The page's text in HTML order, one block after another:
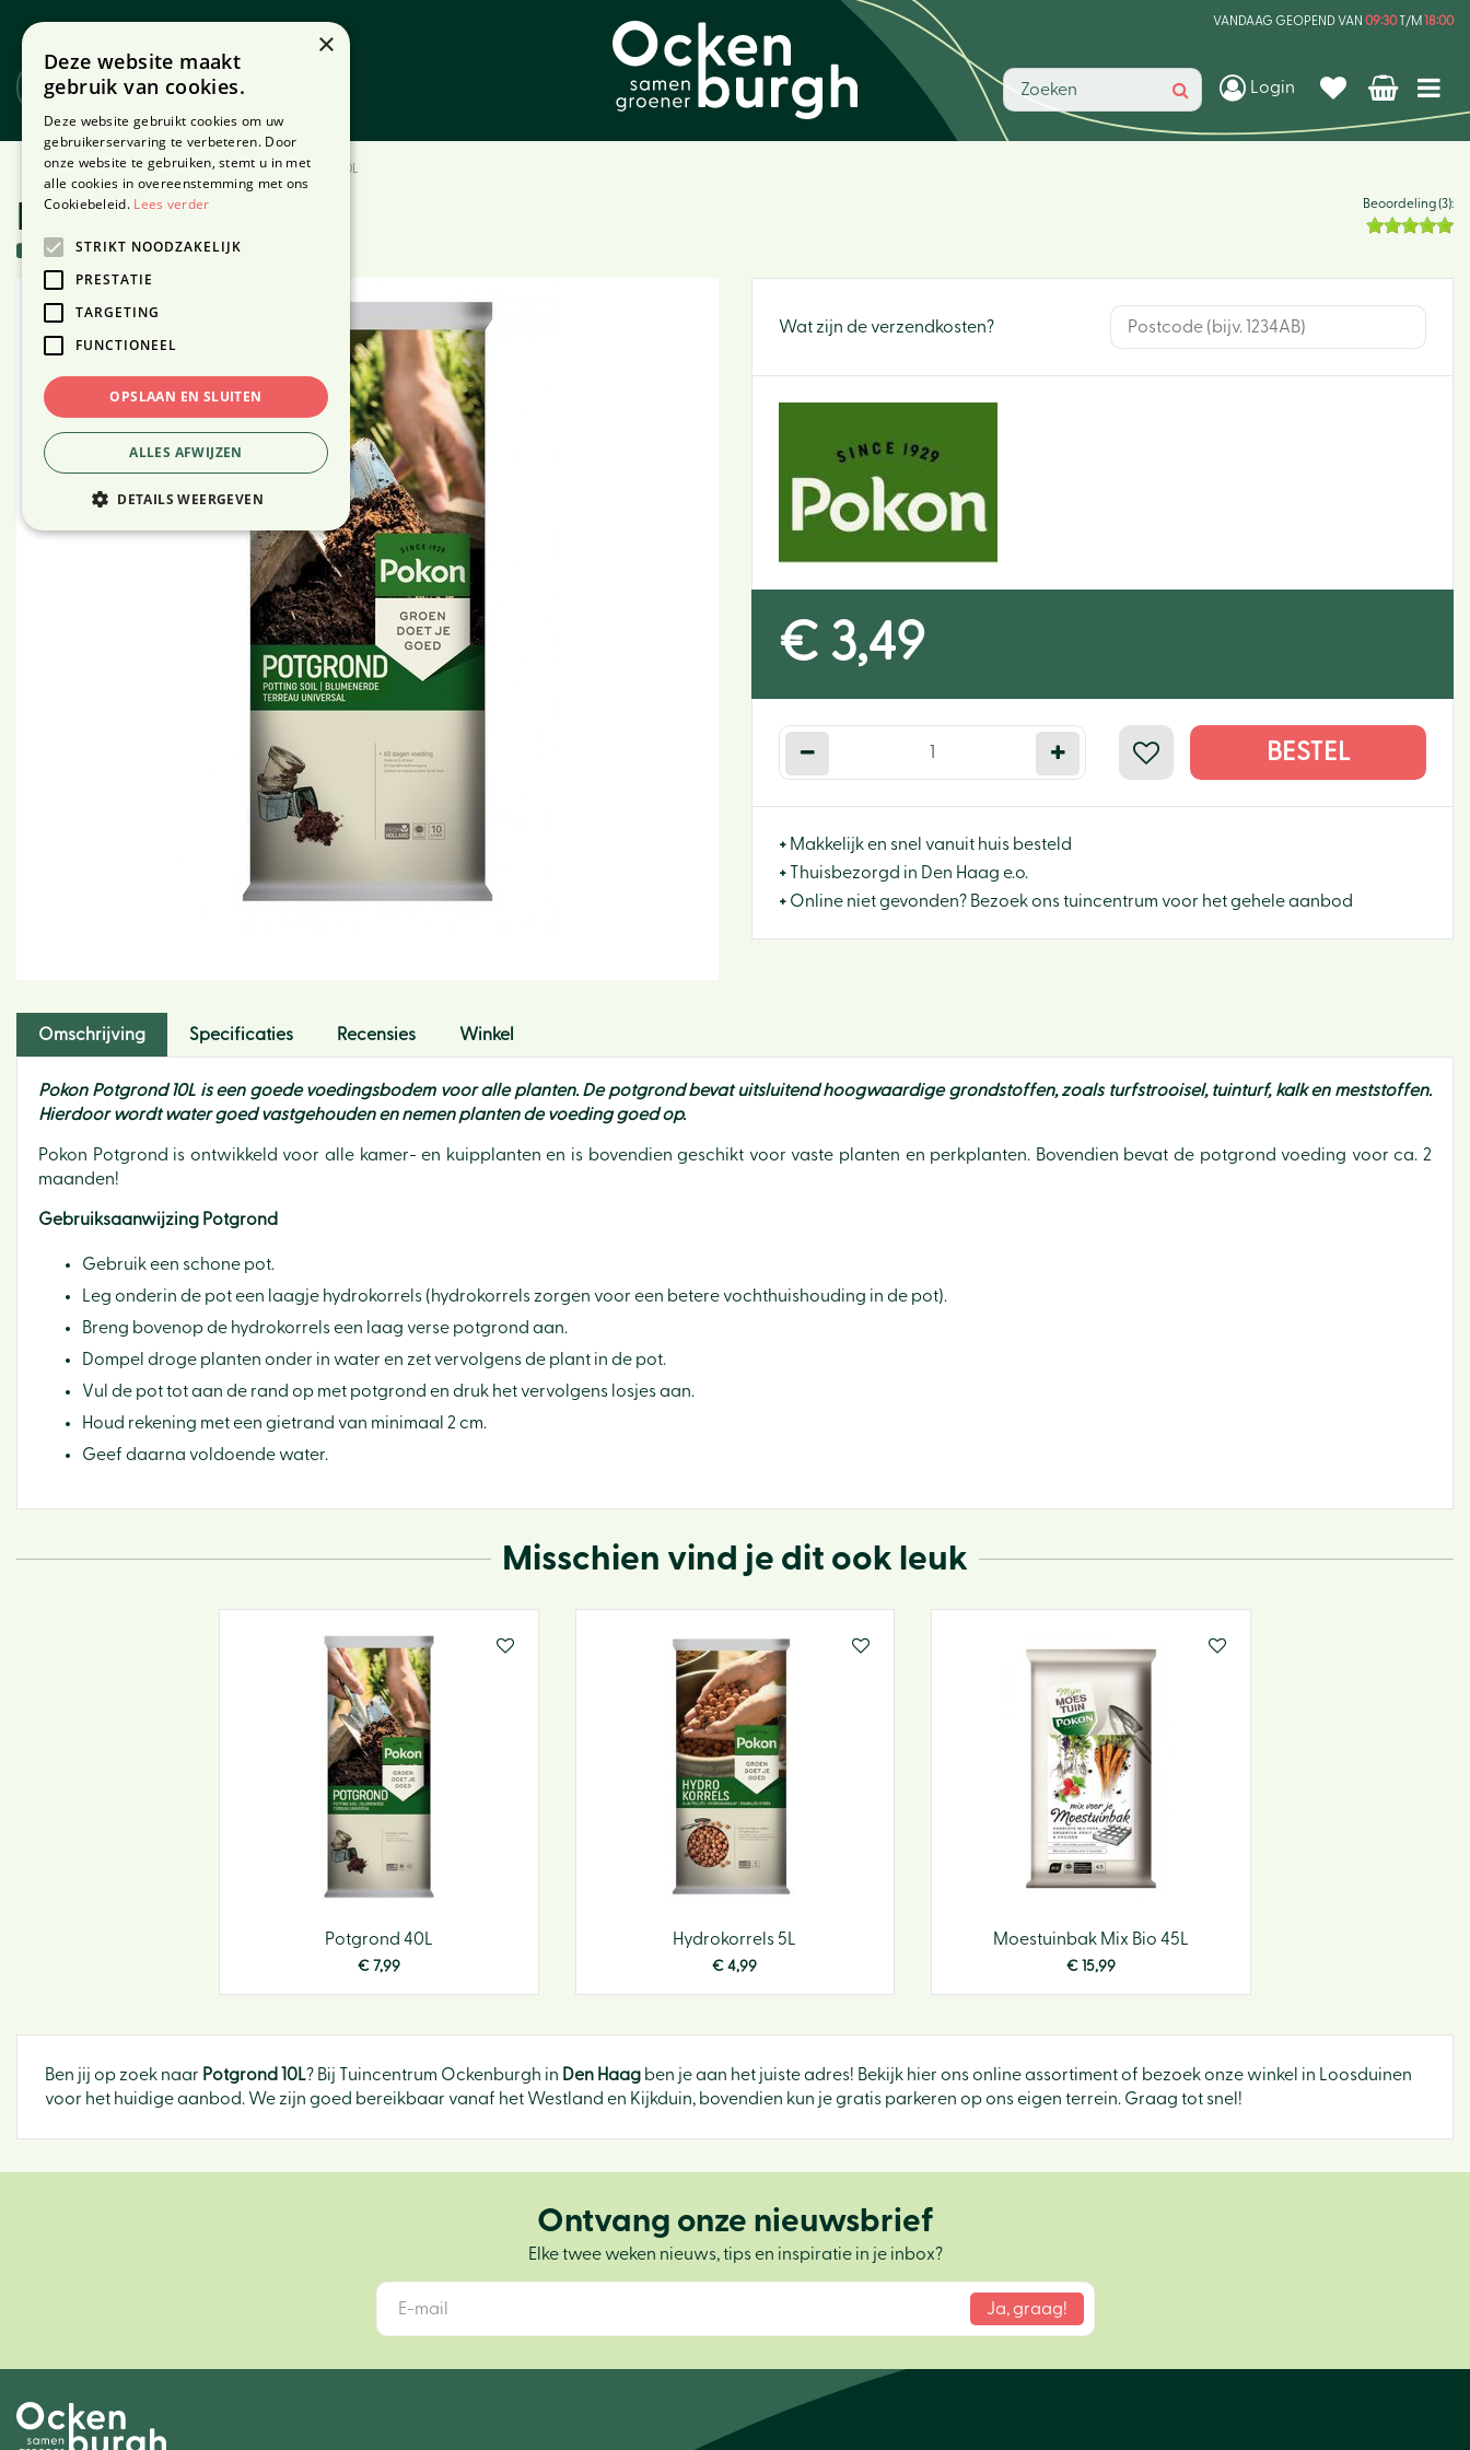
naar
content
Home Producten Buiten Potgrond Potgrond 10L
VANDAAG GEOPEND VAN 09:30T/M 18:00
Website Webshop Login
Potgrond 10L Beoordeling (3):
248 stuks in voorraad
Wat zijn de verzendkosten?
€ 3,49
+ Makkelijk en snel vanuit huis besteld
+ Thuisbezorgd in Den Haag e.o.
+ Online niet gevonden? Bezoek ons tuincentrum voor het gehele aanbod
Omschrijving Specificaties Recensies Winkel
Pokon Potgrond 10L is een goede voedingsbodem voor alle planten. De potgrond bevat uitsluitend hoogwaardige grondstoffen, zoals turfstrooisel, tuinturf, kalk en meststoffen.
Hierdoor wordt water goed vastgehouden en nemen planten de voeding goed op.
Pokon Potgrond is ontwikkeld voor alle kamer- en kuipplanten en is bovendien geschikt voor vaste planten en perkplanten. Bovendien bevat de potgrond voeding voor ca. 2
maanden!
Gebruiksaanwijzing Potgrond
Gebruik een schone pot.
Leg onderin de pot een laagje hydrokorrels (hydrokorrels zorgen voor een betere vochthuishouding in de pot).
Breng bovenop de hydrokorrels een laag verse potgrond aan.
Dompel droge planten onder in water en zet vervolgens de plant in de pot.
Vul de pot tot aan de rand op met potgrond en druk het vervolgens losjes aan.
Houd rekening met een gietrand van minimaal 2 cm.
Geef daarna voldoende water.
Misschien vind je dit ook leuk
Potgrond 40L
€ 7,99
Hydrokorrels 5L
€ 4,99
Moestuinbak Mix Bio 45L
€ 15,99
Ben jij op zoek naar Potgrond 10L? Bij Tuincentrum Ockenburgh in Den Haag ben je aan het juiste adres! Bekijk hier ons online assortiment of bezoek onze winkel in Loosduinen
voor het huidige aanbod. We zijn goed bereikbaar vanaf het Westland en Kijkduin, bovendien kun je gratis parkeren op ons eigen terrein. Graag tot snel!
Ontvang onze nieuwsbrief
Elke twee weken nieuws, tips en inspiratie in je inbox?
×
Deze website maakt
gebruik van cookies.
Deze website gebruikt cookies om uw
gebruikerservaring te verbeteren. Door
onze website te gebruiken, stemt u in met
alle cookies in overeenstemming met ons
Cookiebeleid. Lees verder
STRIKT NOODZAKELIJK
PRESTATIE
TARGETING
FUNCTIONEEL
OPSLAAN EN SLUITEN
ALLES AFWIJZEN
DETAILS WEERGEVEN